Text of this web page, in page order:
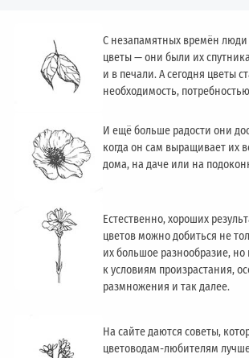
С незапамятных времён
цветы — они были их
и в печали. А сегодня цветы
необходимость,
И ещё больше радости они
когда он сам выращивает их
дома, на даче или на
Естественно, хороших
цветов можно добиться не
их большое разнообразие, но
к условиям произрастания,
размножения и так далее.
На сайте даются советы,
цветоводам-любителям